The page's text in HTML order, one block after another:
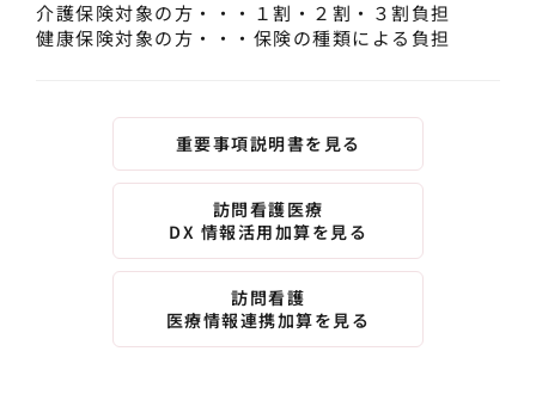
介護保険対象の方・・・１割・２割・３割負担
健康保険対象の方・・・保険の種類による負担
重要事項説明書を見る
訪問看護医療
DX 情報活用加算を見る
訪問看護
医療情報連携加算を見る